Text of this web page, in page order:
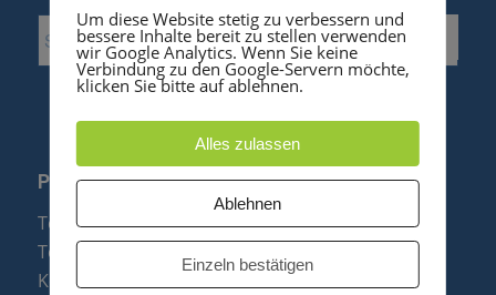
PRODUKTE
Telefonanlagen
Telefone
Konftel Konferenztelefone
Um diese Website stetig zu verbessern und
bessere Inhalte bereit zu stellen verwenden
wir Google Analytics. Wenn Sie keine
Verbindung zu den Google-Servern möchte,
klicken Sie bitte auf ablehnen.
Alles zulassen
Ablehnen
Einzeln bestätigen